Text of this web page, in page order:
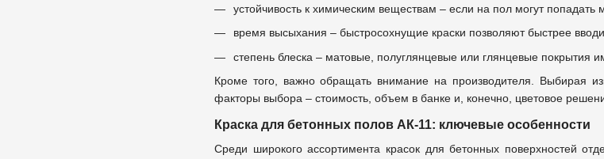
устойчивость к химическим веществам – если на пол могут
время высыхания – быстросохнущие краски позволяют быстрее
степень блеска – матовые, полуглянцевые или глянцевые покрытия
Кроме того, важно обращать внимание на производителя. Выбирая
факторы выбора – стоимость, объем в банке и, конечно, цветовое
Краска для бетонных полов АК-11: ключевые особенности
Среди широкого ассортимента красок для бетонных поверхностей